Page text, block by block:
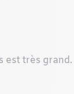
est très grand.